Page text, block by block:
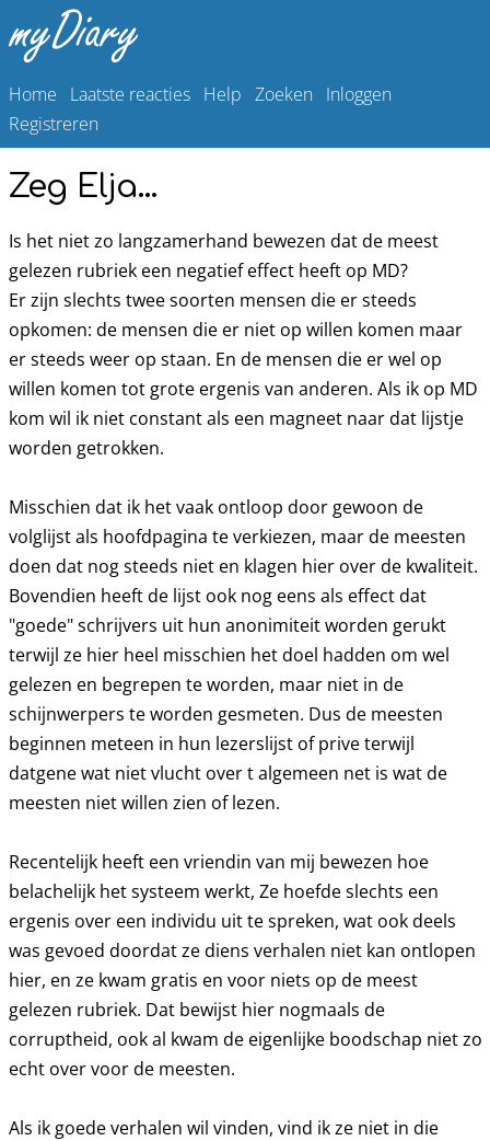
Home Laatste reacties Help Zoeken Inloggen
Registreren
Zeg Elja...
Is het niet zo langzamerhand bewezen dat de meest
gelezen rubriek een negatief effect heeft op MD?
Er zijn slechts twee soorten mensen die er steeds
opkomen: de mensen die er niet op willen komen maar
er steeds weer op staan. En de mensen die er wel op
willen komen tot grote ergenis van anderen. Als ik op MD
kom wil ik niet constant als een magneet naar dat lijstje
worden getrokken.
Misschien dat ik het vaak ontloop door gewoon de
volglijst als hoofdpagina te verkiezen, maar de meesten
doen dat nog steeds niet en klagen hier over de kwaliteit.
Bovendien heeft de lijst ook nog eens als effect dat
"goede" schrijvers uit hun anonimiteit worden gerukt
terwijl ze hier heel misschien het doel hadden om wel
gelezen en begrepen te worden, maar niet in de
schijnwerpers te worden gesmeten. Dus de meesten
beginnen meteen in hun lezerslijst of prive terwijl
datgene wat niet vlucht over t algemeen net is wat de
meesten niet willen zien of lezen.
Recentelijk heeft een vriendin van mij bewezen hoe
belachelijk het systeem werkt, Ze hoefde slechts een
ergenis over een individu uit te spreken, wat ook deels
was gevoed doordat ze diens verhalen niet kan ontlopen
hier, en ze kwam gratis en voor niets op de meest
gelezen rubriek. Dat bewijst hier nogmaals de
corruptheid, ook al kwam de eigenlijke boodschap niet zo
echt over voor de meesten.
Als ik goede verhalen wil vinden, vind ik ze niet in die